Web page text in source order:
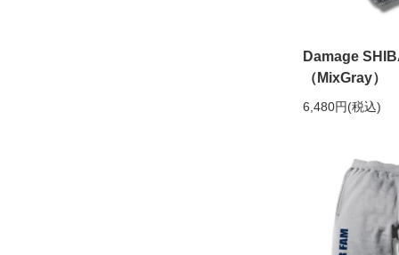
Damage
（MixGray）
6,480円(税込)